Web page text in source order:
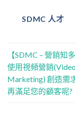
SDMC 人才
【SDMC – 營銷知
使用視頻營銷(Video
Marketing) 創造需
再滿足您的顧客呢?